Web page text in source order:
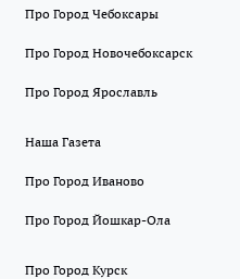
Про Город Чебоксары
Про Город Новочебоксарск
Про Город Ярославль
Наша Газета
Про Город Иваново
Про Город Йошкар-Ола
Про Город Курск